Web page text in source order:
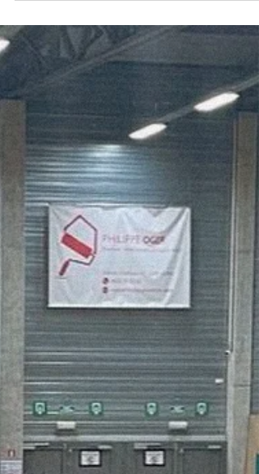
andere clubs met
leuke BBQ-afsluiter
Sportieve wedstrijden op onze terreinen
Kattevennen met spelers uit verschillende
steden. Schrijf je ook in en neem deel.